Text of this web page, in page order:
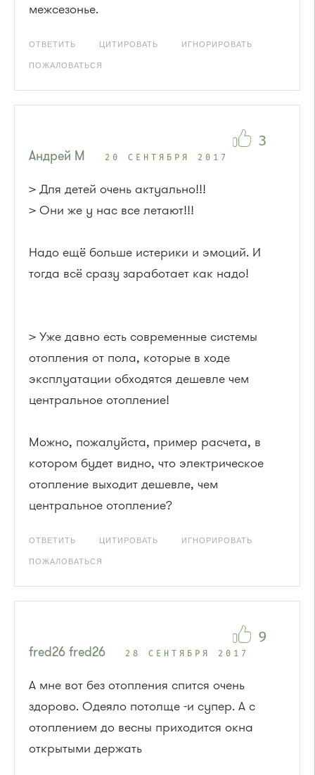
межсезонье.
ОТВЕТИТЬ ЦИТИРОВАТЬ ИГНОРИРОВАТЬ
ПОЖАЛОВАТЬСЯ
Андрей М 20 СЕНТЯБРЯ 2017
> Для детей очень актуально!!!
> Они же у нас все летают!!!
Надо ещё больше истерики и эмоций. И
тогда всё сразу заработает как надо!
> Уже давно есть современные системы
отопления от пола, которые в ходе
эксплуатации обходятся дешевле чем
центральное отопление!
Можно, пожалуйста, пример расчета, в
котором будет видно, что электрическое
отопление выходит дешевле, чем
центральное отопление?
ОТВЕТИТЬ ЦИТИРОВАТЬ ИГНОРИРОВАТЬ
ПОЖАЛОВАТЬСЯ
3
fred26 fred26 28 СЕНТЯБРЯ 2017
А мне вот без отопления спится очень
здорово. Одеяло потолще -и супер. А с
отоплением до весны приходится окна
открытыми держать
9